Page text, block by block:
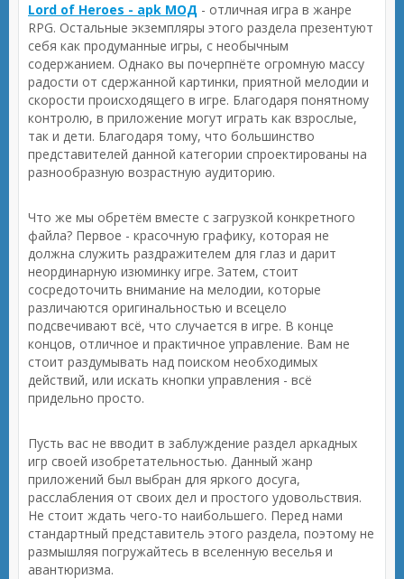
Lord of Heroes - apk МОД - отличная игра в жанре
RPG. Остальные экземпляры этого раздела презентуют
себя как продуманные игры, с необычным
содержанием. Однако вы почерпнёте огромную массу
радости от сдержанной картинки, приятной мелодии и
скорости происходящего в игре. Благодаря понятному
контролю, в приложение могут играть как взрослые,
так и дети. Благодаря тому, что большинство
представителей данной категории спроектированы на
разнообразную возрастную аудиторию.
Что же мы обретём вместе с загрузкой конкретного
файла? Первое - красочную графику, которая не
должна служить раздражителем для глаз и дарит
неординарную изюминку игре. Затем, стоит
сосредоточить внимание на мелодии, которые
различаются оригинальностью и всецело
подсвечивают всё, что случается в игре. В конце
концов, отличное и практичное управление. Вам не
стоит раздумывать над поиском необходимых
действий, или искать кнопки управления - всё
придельно просто.
Пусть вас не вводит в заблуждение раздел аркадных
игр своей изобретательностью. Данный жанр
приложений был выбран для яркого досуга,
расслабления от своих дел и простого удовольствия.
Не стоит ждать чего-то наибольшего. Перед нами
стандартный представитель этого раздела, поэтому не
размышляя погружайтесь в вселенную веселья и
авантюризма.